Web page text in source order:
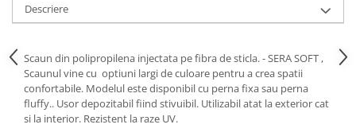
Descriere
Scaun din polipropilena injectata pe fibra de sticla. - SERA SOFT ,
Scaunul vine cu optiuni largi de culoare pentru a crea spatii
confortabile. Modelul este disponibil cu perna fixa sau perna
fluffy.. Usor depozitabil fiind stivuibil. Utilizabil atat la exterior cat
si la interior. Rezistent la raze UV.